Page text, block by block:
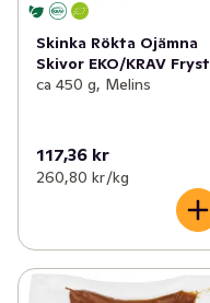
Skinka Rökta Ojämna
Skivor EKO/KRAV Fryst
ca 450 g, Melins
117,36 kr
260,80 kr /kg